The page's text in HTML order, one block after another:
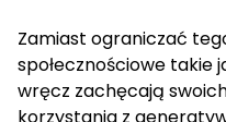
Zamiast ograniczać
społecznościowe takie
wręcz zachęcają